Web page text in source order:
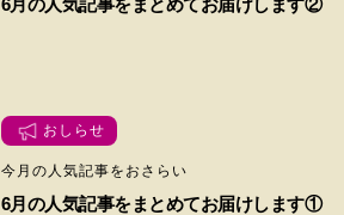
6月の人気記事をまとめてお届けします②
おしらせ
今月の人気記事をおさらい
6月の人気記事をまとめてお届けします①